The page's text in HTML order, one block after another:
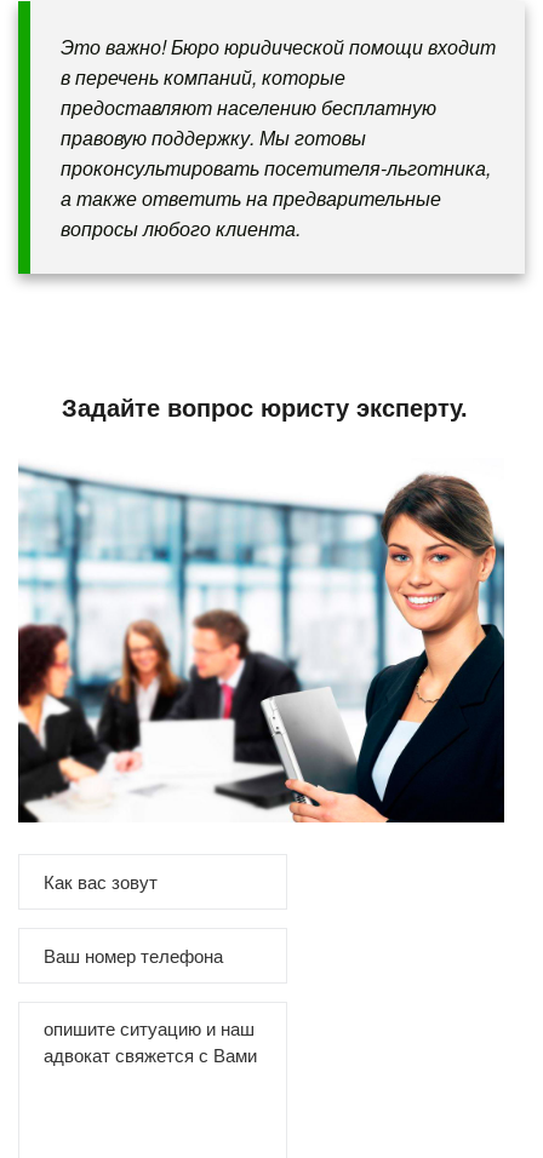
Это важно! Бюро юридической помощи входит
в перечень компаний, которые
предоставляют населению бесплатную
правовую поддержку. Мы готовы
проконсультировать посетителя-льготника,
а также ответить на предварительные
вопросы любого клиента.
Задайте вопрос юристу эксперту.